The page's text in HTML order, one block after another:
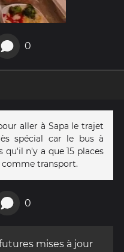
0
aller à Sapa le trajet
spécial car le bus à
qu'il n'y a que 15 places
comme transport.
0
mises à jour